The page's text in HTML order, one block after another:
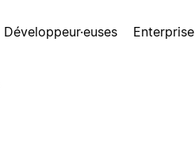
Développeur·euses Enterprise